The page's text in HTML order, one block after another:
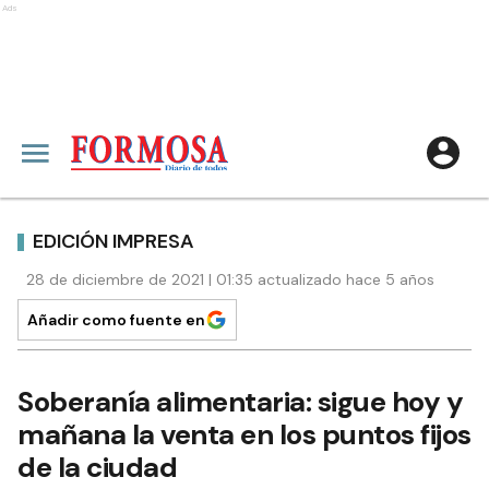
Ads
EDICIÓN IMPRESA
28 de diciembre de 2021 | 01:35 actualizado hace 5 años
Añadir como fuente en
Soberanía alimentaria: sigue hoy y
mañana la venta en los puntos fijos
de la ciudad